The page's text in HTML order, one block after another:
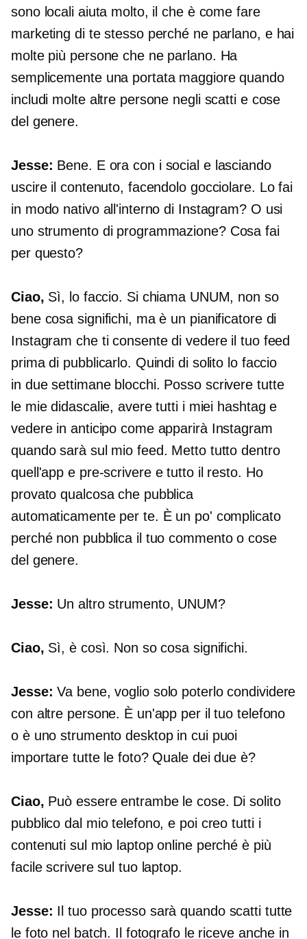
sono locali aiuta molto, il che è come fare
marketing di te stesso perché ne parlano, e hai
molte più persone che ne parlano. Ha
semplicemente una portata maggiore quando
includi molte altre persone negli scatti e cose
del genere.
Jesse: Bene. E ora con i social e lasciando
uscire il contenuto, facendolo gocciolare. Lo fai
in modo nativo all'interno di Instagram? O usi
uno strumento di programmazione? Cosa fai
per questo?
Ciao, Sì, lo faccio. Si chiama UNUM, non so
bene cosa significhi, ma è un pianificatore di
Instagram che ti consente di vedere il tuo feed
prima di pubblicarlo. Quindi di solito lo faccio
in due settimaneblocchi. Posso scrivere tutte
le mie didascalie, avere tutti i miei hashtag e
vedere in anticipo come apparirà Instagram
quando sarà sul mio feed. Metto tutto dentro
quell'app e pre-scriveree tutto il resto. Ho
provato qualcosa che pubblica
automaticamente per te. È un po' complicato
perché non pubblica il tuo commento o cose
del genere.
Jesse: Un altro strumento, UNUM?
Ciao, Sì, è così. Non so cosa significhi.
Jesse: Va bene, voglio solo poterlo condividere
con altre persone. È un'app per il tuo telefono
o è uno strumento desktop in cui puoi
importare tutte le foto? Quale dei due è?
Ciao, Può essere entrambe le cose. Di solito
pubblico dal mio telefono, e poi creo tutti i
contenuti sul mio laptop online perché è più
facile scrivere sul tuo laptop.
Jesse: Il tuo processo sarà quando scatti tutte
le foto nel batch. Il fotografo le riceve anche in